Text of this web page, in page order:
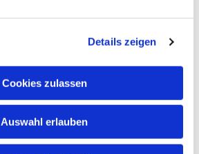
Details zeigen
Cookies zulassen
Auswahl erlauben